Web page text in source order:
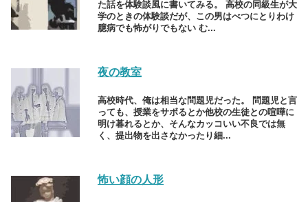
た話を体験談風に書いてみる。 高校の同級生が大
学のときの体験談だが、この男はべつにとりわけ
臆病でも怖がりでもない む...
夜の教室
高校時代、俺は相当な問題児だった。 問題児と言
っても、授業をサボるとか他校の生徒との喧嘩に
明け暮れるとか、そんなカッコいい不良では無
く、提出物を出さなかったり細...
怖い顔の人形